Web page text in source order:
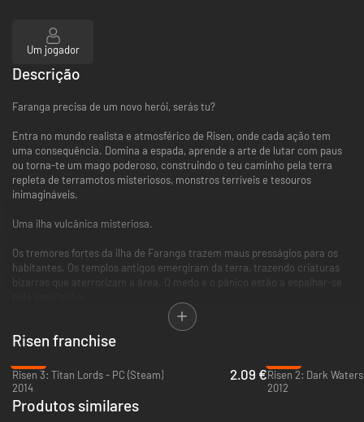
Um jogador
Descrição
Faranga precisa de um novo herói, serás tu?
Entra no mundo realista e atmosférico de Risen, onde cada ação tem
uma consequência. Domina a espada, aprende a arte de lutar com paus
ou torna-te um mago poderoso, construindo o teu caminho pela terra
repleta de terramotos misteriosos, monstros terríveis e tesouros
inimagináveis.
Uma ilha vulcânica misteriosa.
Os tremores fortes da ilha de Faranga trazem maus presságios para os
habitantes. Os templos antigos emergiram da terra, trazendo criaturas
bizarras que aterrorizam a área. O medo e o pânico estão a espalhar-se
estes eventos. Enviam uma expedição para Faranga, mas uma
tempestade feroz apodera-se do navio e destrói-o no mar.
Virá um herói.
Risen franchise
Risen 3: Titan Lords - PC (Steam)
2014
2.09 €Risen 2: Dark
2012
Produtos similares